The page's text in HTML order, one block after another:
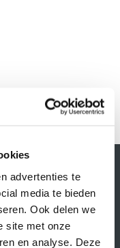
advertenties te
media te bieden
Ook delen we
site met onze
en analyse. Deze
1